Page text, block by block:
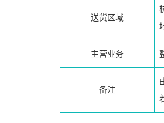
送货区域
主营业务
备注